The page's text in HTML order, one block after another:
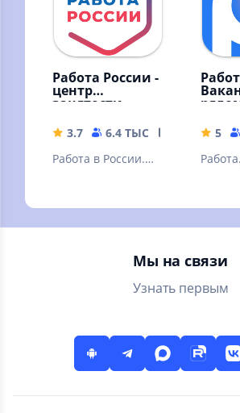
Работа России -
центр
занятости.
вакансии
3.7 6.4 ТЫС
33.35 MB
Работа в России.
России. Бесплатно.
5
Мы на связи
Узнать первым